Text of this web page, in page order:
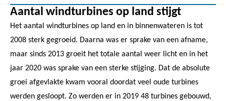
Aantal windturbines op land stijgt
Het aantal windturbines op land en in binnenwateren is tot
2008 sterk gegroeid. Daarna was er sprake van een afname,
maar sinds 2013 groeit het totale aantal weer licht en in het
jaar 2020 was sprake van een sterke stijging. Dat de absolute
groei afgevlakte kwam vooral doordat veel oude turbines
werden gesloopt. Zo werden er in 2019 48 turbines gebouwd,